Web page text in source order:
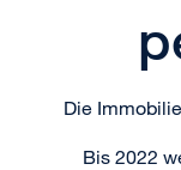
Die
Bis 2022